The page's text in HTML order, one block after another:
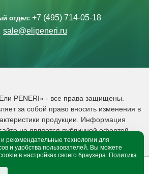
отдел: +7 (495) 714-05-18
sale@elipeneri.ru
PENERI» - все права защищены.
за собой право вносить изменения в
продукции. Информация
не является публичной офертой.
персональных данных
рекомендательные технологии для
и удобства пользователей. Вы можете
в настройках своего браузера. Политика